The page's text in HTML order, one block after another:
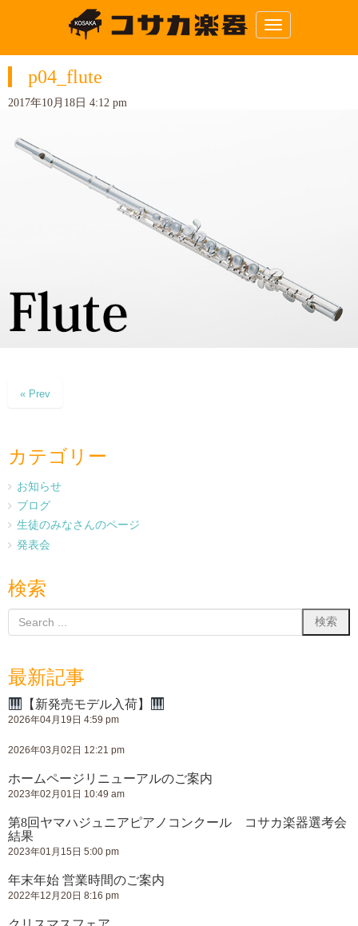
N
a
p04_flute
2017年10月18日 4:12 pm
« Prev
カテゴリー
お知らせ
ブログ
生徒のみなさんのページ
発表会
検索
最新記事
【新発売モデル入荷】
2026年04月19日 4:59 pm
2026年03月02日 12:21 pm
ホームページリニューアルのご案内
2023年02月01日 10:49 am
第8回ヤマハジュニアピアノコンクール コサカ楽器選考会
結果
2023年01月15日 5:00 pm
年末年始 営業時間のご案内
2022年12月20日 8:16 pm